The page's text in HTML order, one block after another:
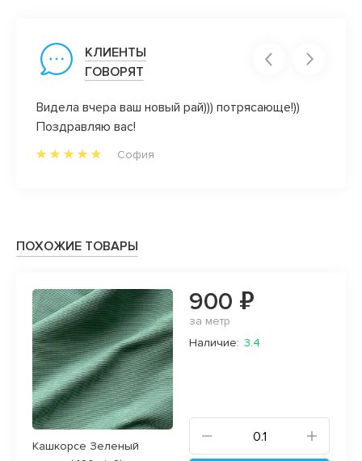
КЛИЕНТЫ
ГОВОРЯТ
Видела вчера ваш новый рай))) потрясающе!))
Поздравляю вас!
София
ПОХОЖИЕ ТОВАРЫ
Кашкорсе Зеленый
900 ₽
за метр
Наличие: 3.4